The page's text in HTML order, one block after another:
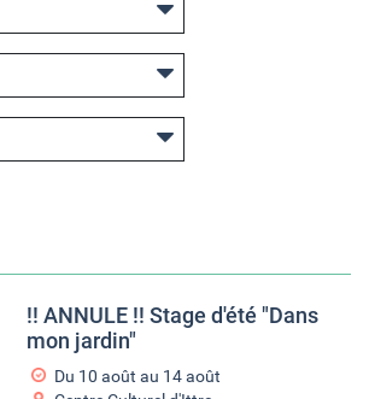
!! ANNULE !! Stage d'été "Dans
mon jardin"
Du 10 août au 14 août